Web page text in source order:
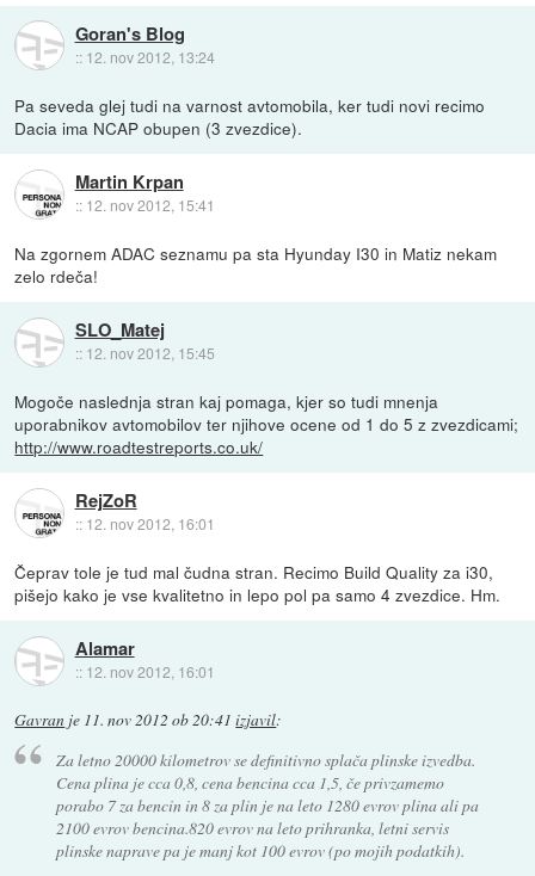
Goran's Blog
:: 12. nov 2012, 13:24
Pa seveda glej tudi na varnost avtomobila, ker tudi novi recimo
Dacia ima NCAP obupen (3 zvezdice).
Martin Krpan
:: 12. nov 2012, 15:41
Na zgornem ADAC seznamu pa sta Hyunday I30 in Matiz nekam
zelo rdeča!
SLO_Matej
:: 12. nov 2012, 15:45
Mogoče naslednja stran kaj pomaga, kjer so tudi mnenja
uporabnikov avtomobilov ter njihove ocene od 1 do 5 z zvezdicami;
http://www.roadtestreports.co.uk/
RejZoR
:: 12. nov 2012, 16:01
Čeprav tole je tud mal čudna stran. Recimo Build Quality za i30,
pišejo kako je vse kvalitetno in lepo pol pa samo 4 zvezdice. Hm.
Alamar
:: 12. nov 2012, 16:01
Gavran je 11. nov 2012 ob 20:41 izjavil:
Za letno 20000 kilometrov se definitivno splača plinske izvedba.
Cena plina je cca 0,8, cena bencina cca 1,5, če privzamemo
porabo 7 za bencin in 8 za plin je na leto 1280 evrov plina ali pa
2100 evrov bencina.820 evrov na leto prihranka, letni servis
plinske naprave pa je manj kot 100 evrov (po mojih podatkih).